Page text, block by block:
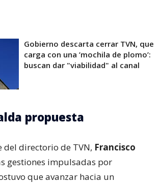
Gobierno descarta cerrar TVN, que
carga con una ’mochila de plomo’:
buscan dar "viabilidad" al canal
propuesta
del directorio de TVN, Francisco
gestiones impulsadas por
que avanzar hacia un